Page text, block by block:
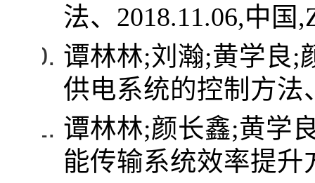
法、 2018.11.06,中国
谭林林;刘瀚;黄学良;
供电系统的控制方法
谭林林;颜长鑫;黄学
能传输系统效率提升